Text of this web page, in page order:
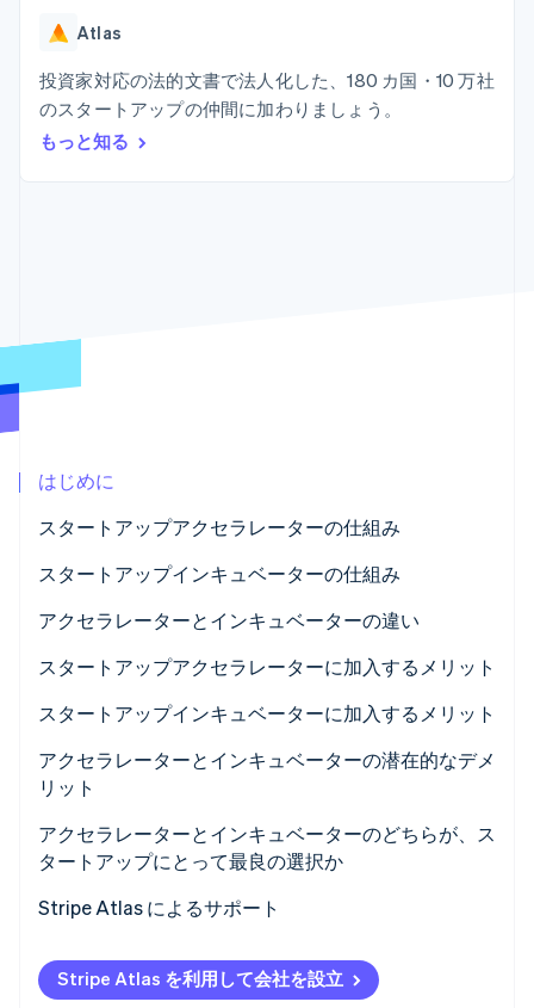
Boost
決済成功率の
最適化
Link
スピーディー
な決済
データの同
期
不正防止
スタートアップの企業設立
Identity
オンライン本人確認
Stripe が AI の経済インフラをどのように構築しているかを
こちらをご覧ください
ゲーム
ホスピタリティ、旅行、
レジャー
テインメント
リソース
開発者のブログ
お問い合わせ
Atlas
投資家対応の法的文書で法人化した、180 カ国・10 万社
のスタートアップの仲間に加わりましょう。
もっと知る
はじめに
スタートアップアクセラレーターの仕組み
スタートアップインキュベーターの仕組み
アクセラレーターとインキュベーターの違い
アクセラレーター
インキュベーター
スタートアップアクセラレーターに加入するメリット
スタートアップインキュベーターに加入するメリット
アクセラレーターとインキュベーターの潜在的なデメ
リット
スタートアップアクセラレーターのデメリット
スタートアップインキュベーターのデメリット
アクセラレーターとインキュベーターのどちらが、ス
タートアップにとって最良の選択か
Stripe Atlas によるサポート
Atlas への申請
EIN が届く前の決済と銀行取引
Stripe Atlas を利用して会社を設立